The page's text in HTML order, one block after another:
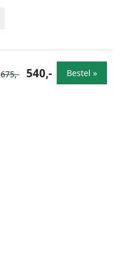
675,- 540,- Bestel »